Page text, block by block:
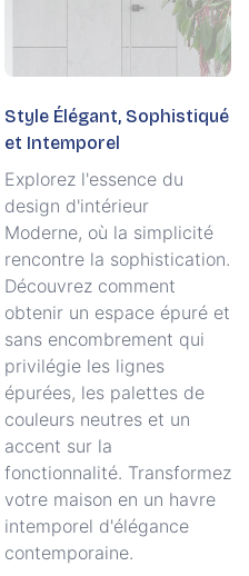
Style Élégant, Sophistiqué
et Intemporel
Explorez l'essence du
design d'intérieur
Moderne, où la simplicité
rencontre la sophistication.
Découvrez comment
obtenir un espace épuré et
sans encombrement qui
privilégie les lignes
épurées, les palettes de
couleurs neutres et un
accent sur la
fonctionnalité. Transformez
votre maison en un havre
intemporel d'élégance
contemporaine.